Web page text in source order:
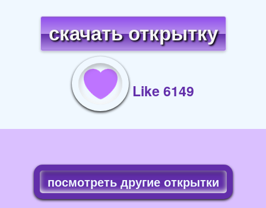
скачать открытку
Like 6149
посмотреть другие открытки